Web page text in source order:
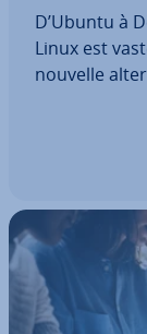
D’Ubuntu à
Linux est
nouvelle